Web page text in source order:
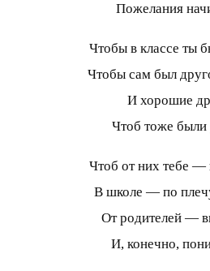
Пожелания
Чтобы в классе ты
Чтобы сам был
И хорошие
Чтоб тоже были
Чтоб от них тебе —
В школе — по
От родителей —
И, конечно,